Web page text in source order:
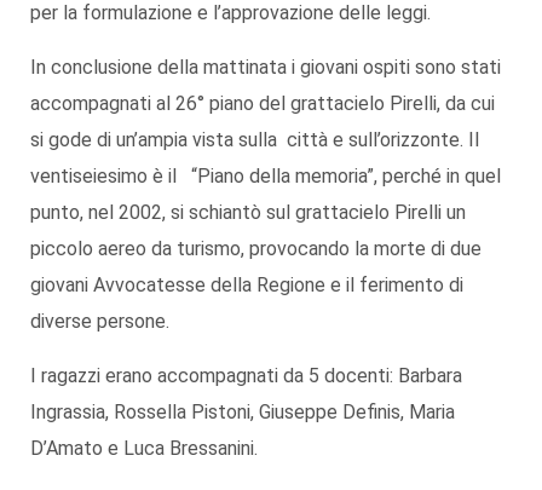
per la formulazione e l’approvazione delle leggi.
In conclusione della mattinata i giovani ospiti sono stati
accompagnati al 26° piano del grattacielo Pirelli, da cui
si gode di un’ampia vista sulla città e sull’orizzonte. Il
ventiseiesimo è il “Piano della memoria”, perché in quel
punto, nel 2002, si schiantò sul grattacielo Pirelli un
piccolo aereo da turismo, provocando la morte di due
giovani Avvocatesse della Regione e il ferimento di
diverse persone.
I ragazzi erano accompagnati da 5 docenti: Barbara
Ingrassia, Rossella Pistoni, Giuseppe Definis, Maria
D’Amato e Luca Bressanini.